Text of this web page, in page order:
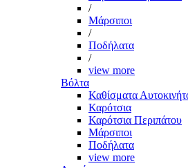
/
Μάρσιποι
/
Ποδήλατα
/
view more
Βόλτα
Καθίσματα
Καρότσια
Καρότσια Περιπάτου
Μάρσιποι
Ποδήλατα
view more